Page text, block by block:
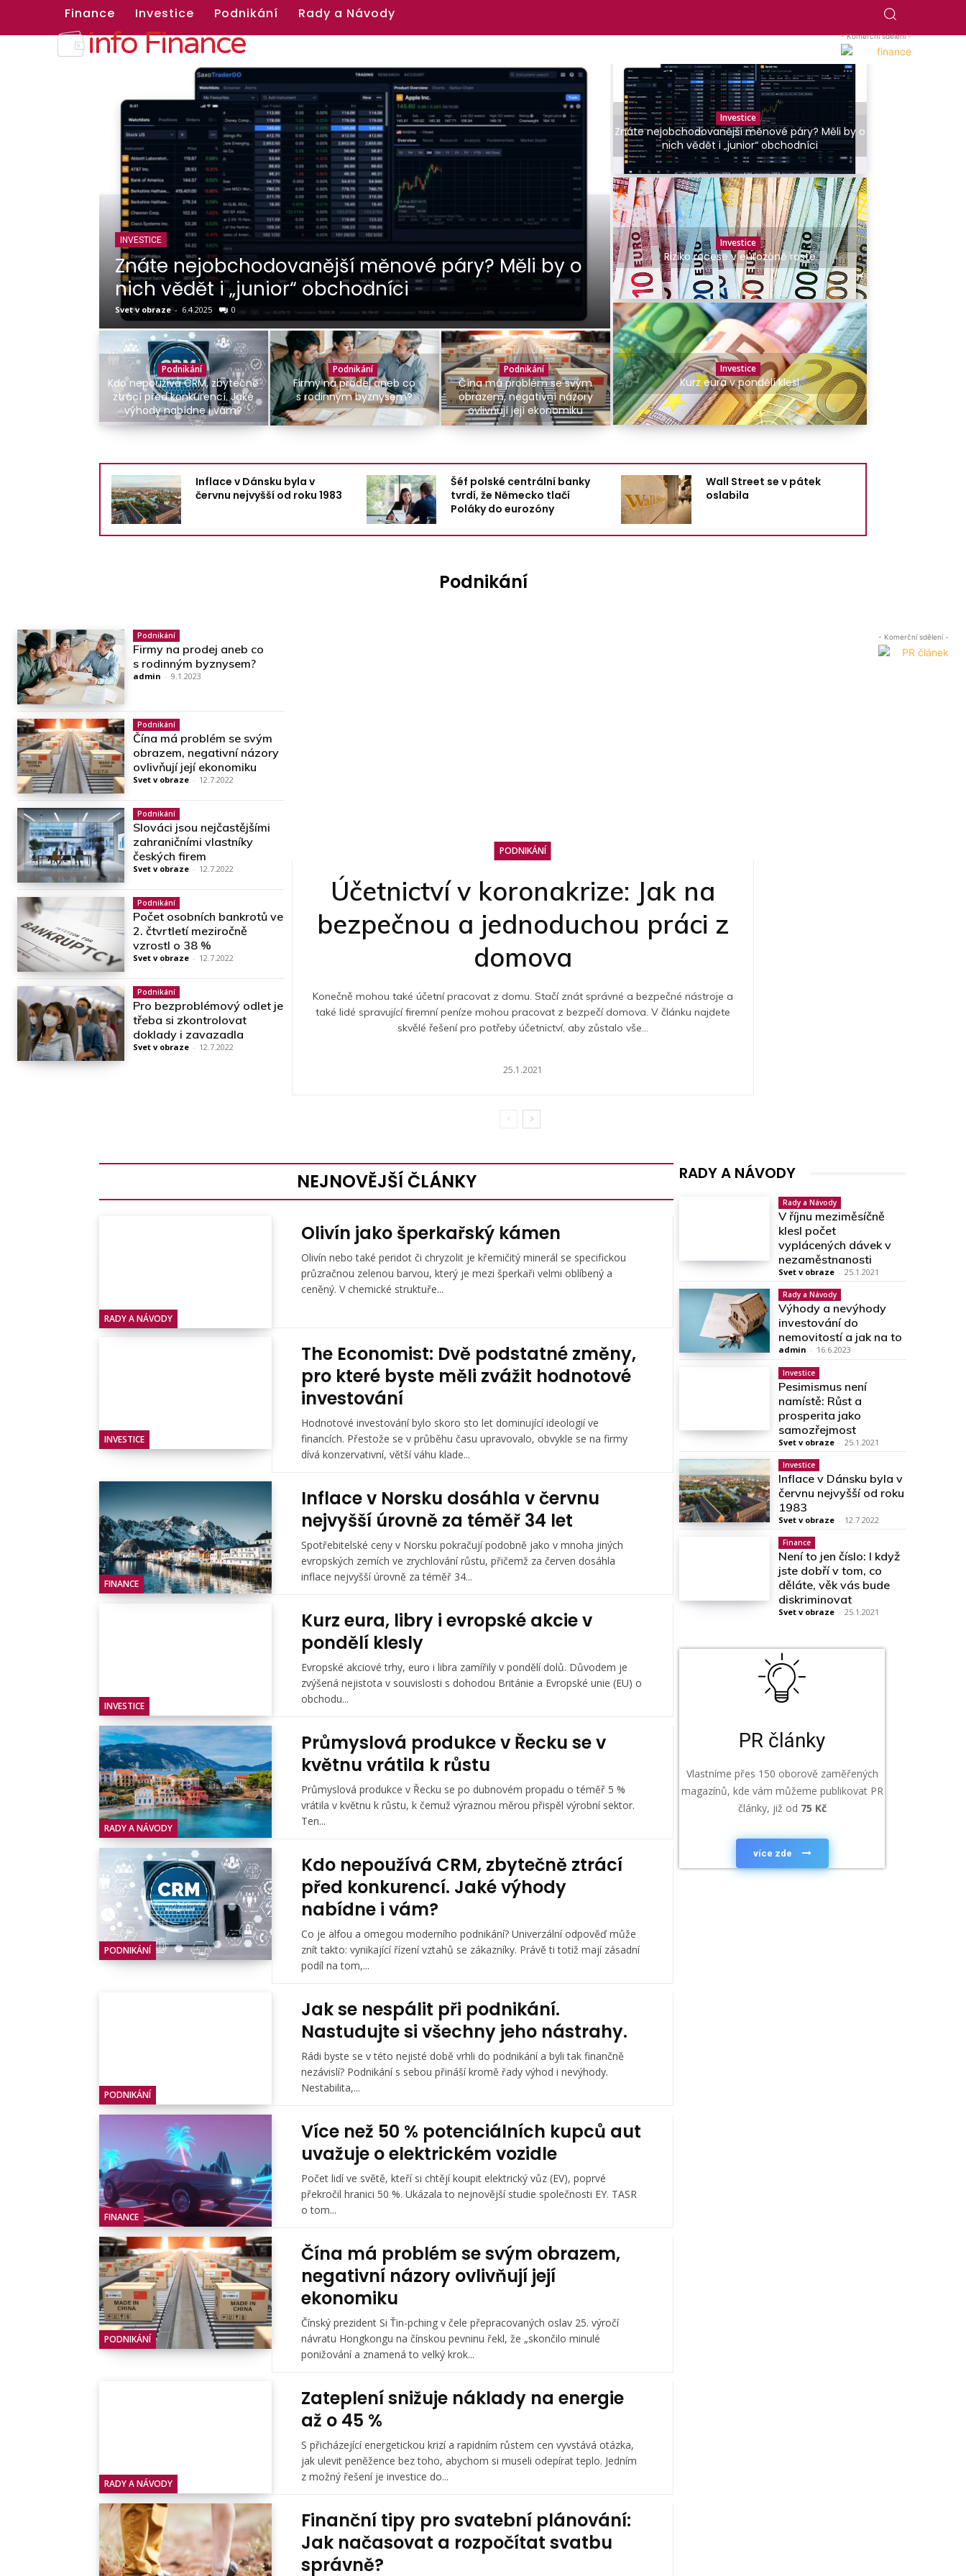
Finance Investice Podnikání Rady a Návody
info Finance - Komerční sdělení -
RADY A NÁVODY
Sjednání povinného ručení na pár kliknutí
admin - 8.10.2024 0
RADY A NÁVODY
Co jsou kanabinoidy a jak fungují?
admin - 10.4.2024
Podnikání
Kdo nepoužívá CRM, zbytečně
ztrácí před konkurencí. Jaké
výhody nabídne i vám?
Podnikání
Firmy na prodej aneb co
s rodinným byznysem?
Podnikání
Čína má problém se svým
obrazem, negativní názory
ovlivňují její ekonomiku
Investice
Znáte nejobchodovanější měnové páry? Měli by o
nich vědět i „junior“ obchodníci
Investice
Riziko recese v eurozóně roste
Investice
Kurz eura v pondělí klesl
Inflace v Dánsku byla v
červnu nejvyšší od roku 1983
Šéf polské centrální banky
tvrdí, že Německo tlačí
Poláky do eurozóny
Wall Street se v pátek
oslabila
Podnikání
Podnikání
Firmy na prodej aneb co
s rodinným byznysem?
admin - 9.1.2023
Podnikání
Čína má problém se svým
obrazem, negativní názory
ovlivňují její ekonomiku
Svet v obraze - 12.7.2022
Podnikání
Slováci jsou nejčastějšími
zahraničními vlastníky
českých firem
Svet v obraze - 12.7.2022
Podnikání
Počet osobních bankrotů ve
2. čtvrtletí meziročně
vzrostl o 38 %
Svet v obraze - 12.7.2022
Podnikání
Pro bezproblémový odlet je
třeba si zkontrolovat
doklady i zavazadla
Svet v obraze - 12.7.2022
PODNIKÁNÍ
Účetnictví v koronakrize: Jak na
bezpečnou a jednoduchou práci z
domova
Konečně mohou také účetní pracovat z domu. Stačí znát správné a bezpečné nástroje a
také lidé spravující firemní peníze mohou pracovat z bezpečí domova. V článku najdete
skvělé řešení pro potřeby účetnictví, aby zůstalo vše...
25.1.2021
- Komerční sdělení -
NEJNOVĚJŠÍ ČLÁNKY
RADY A NÁVODY
Olivín jako šperkařský kámen
Olivín nebo také peridot či chryzolit je křemičitý minerál se specifickou
průzračnou zelenou barvou, který je mezi šperkaři velmi oblíbený a
ceněný. V chemické struktuře...
INVESTICE
The Economist: Dvě podstatné změny,
pro které byste měli zvážit hodnotové
investování
Hodnotové investování bylo skoro sto let dominující ideologií ve
financích. Přestože se v průběhu času upravovalo, obvykle se na firmy
dívá konzervativní, větší váhu klade...
FINANCE
Inflace v Norsku dosáhla v červnu
nejvyšší úrovně za téměř 34 let
Spotřebitelské ceny v Norsku pokračují podobně jako v mnoha jiných
evropských zemích ve zrychlování růstu, přičemž za červen dosáhla
inflace nejvyšší úrovně za téměř 34...
INVESTICE
Kurz eura, libry i evropské akcie v
pondělí klesly
Evropské akciové trhy, euro i libra zamířily v pondělí dolů. Důvodem je
zvýšená nejistota v souvislosti s dohodou Británie a Evropské unie (EU) o
obchodu...
RADY A NÁVODY
Průmyslová produkce v Řecku se v
květnu vrátila k růstu
Průmyslová produkce v Řecku se po dubnovém propadu o téměř 5 %
vrátila v květnu k růstu, k čemuž výraznou měrou přispěl výrobní sektor.
Ten...
PODNIKÁNÍ
Kdo nepoužívá CRM, zbytečně ztrácí
před konkurencí. Jaké výhody
nabídne i vám?
Co je alfou a omegou moderního podnikání? Univerzální odpověď může
znít takto: vynikající řízení vztahů se zákazníky. Právě ti totiž mají zásadní
podíl na tom,...
PODNIKÁNÍ
Jak se nespálit při podnikání.
Nastudujte si všechny jeho nástrahy.
Rádi byste se v této nejisté době vrhli do podnikání a byli tak finančně
nezávislí? Podnikání s sebou přináší kromě řady výhod i nevýhody.
Nestabilita,...
FINANCE
Více než 50 % potenciálních kupců aut
uvažuje o elektrickém vozidle
Počet lidí ve světě, kteří si chtějí koupit elektrický vůz (EV), poprvé
překročil hranici 50 %. Ukázala to nejnovější studie společnosti EY. TASR
o tom...
PODNIKÁNÍ
Čína má problém se svým obrazem,
negativní názory ovlivňují její
ekonomiku
Čínský prezident Si Ťin-pching v čele přepracovaných oslav 25. výročí
návratu Hongkongu na čínskou pevninu řekl, že „skončilo minulé
ponižování a znamená to velký krok...
RADY A NÁVODY
Zateplení snižuje náklady na energie
až o 45 %
S přicházející energetickou krizí a rapidním růstem cen vyvstává otázka,
jak ulevit peněžence bez toho, abychom si museli odepírat teplo. Jedním
z možný řešení je investice do...
Finanční tipy pro svatební plánování:
Jak načasovat a rozpočítat svatbu
správně?
RADY A NÁVODY
Rady a Návody
V říjnu meziměsíčně
klesl počet
vyplácených dávek v
nezaměstnanosti
Svet v obraze - 25.1.2021
Rady a Návody
Výhody a nevýhody
investování do
nemovitostí a jak na to
admin - 16.6.2023
Investice
Pesimismus není
namístě: Růst a
prosperita jako
samozřejmost
Svet v obraze - 25.1.2021
Investice
Inflace v Dánsku byla v
červnu nejvyšší od roku
1983
Svet v obraze - 12.7.2022
Finance
Není to jen číslo: I když
jste dobří v tom, co
děláte, věk vás bude
diskriminovat
Svet v obraze - 25.1.2021
PR články
Vlastníme přes 150 oborově zaměřených
magazínů, kde vám můžeme publikovat PR
články, již od 75 Kč
více zde